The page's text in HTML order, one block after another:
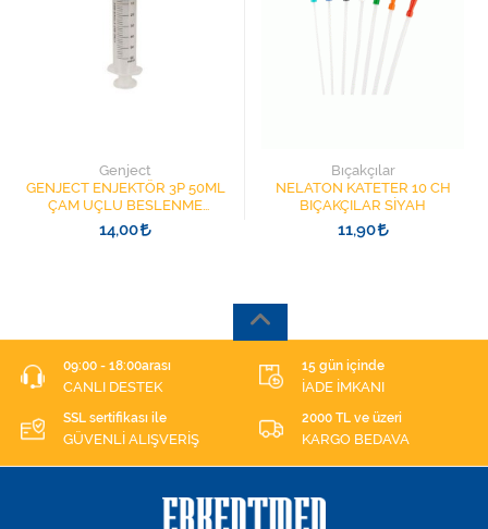
Genject
GENJECT ENJEKTÖR 3P 50ML
ÇAM UÇLU BESLENME
ŞIRINGASI 1852412 KATATER
UÇLU
14,00
Bıçakçılar
NELATON KATETER 10 CH
BIÇAKÇILAR SİYAH
11,90
09:00 - 18:00arası
CANLI DESTEK
15 gün içinde
İADE İMKANI
SSL sertifikası ile
GÜVENLİ ALIŞVERİŞ
2000 TL ve üzeri
KARGO BEDAVA